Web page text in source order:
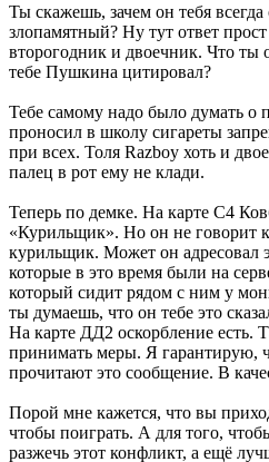
Ты скажешь, зачем он тебя
злопамятный? Ну тут ответ
второгодник и двоечник. Что ты
тебе Пушкина цитировал?
Тебе самому надо было думать о
проносил в школу сигареты
при всех. Толя Razboy хоть и
палец в рот ему не клади.
Теперь по демке. На карте С4
«Курильщик». Но он не говорит
курильщик. Может он адресовал
которые в это время были на
который сидит рядом с ним у
ты думаешь, что он тебе это
На карте ДД2 оскорбление есть.
принимать меры. Я гарантирую,
прочитают это сообщение. В
Порой мне кажется, что вы
чтобы поиграть. А для того,
разжечь этот конфликт, а ещё